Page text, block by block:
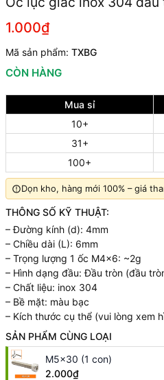
1.000₫
Mã sản phẩm: TXBG
CÒN HÀNG
Mua sỉ
10+
31+
100+
Dọn kho, hàng mới 100% – giá
THÔNG SỐ KỸ THUẬT:
– Đường kính (d): 4mm
– Chiều dài (L): 6mm
– Trọng lượng 1 ốc M4x6: ~2g
– Hình dạng đầu: Đầu tròn (đầu
– Chất liệu: inox 304
– Bề mặt: màu bạc
– Kích thước cụ thể (vui lòng xem
SẢN PHẨM CÙNG LOẠI
M5x30 (1 con)
2.000₫